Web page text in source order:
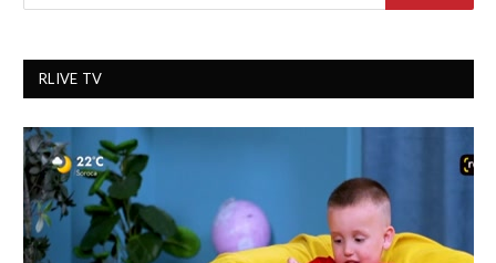
RLIVE TV